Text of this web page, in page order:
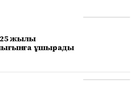
жылы
ұшырады